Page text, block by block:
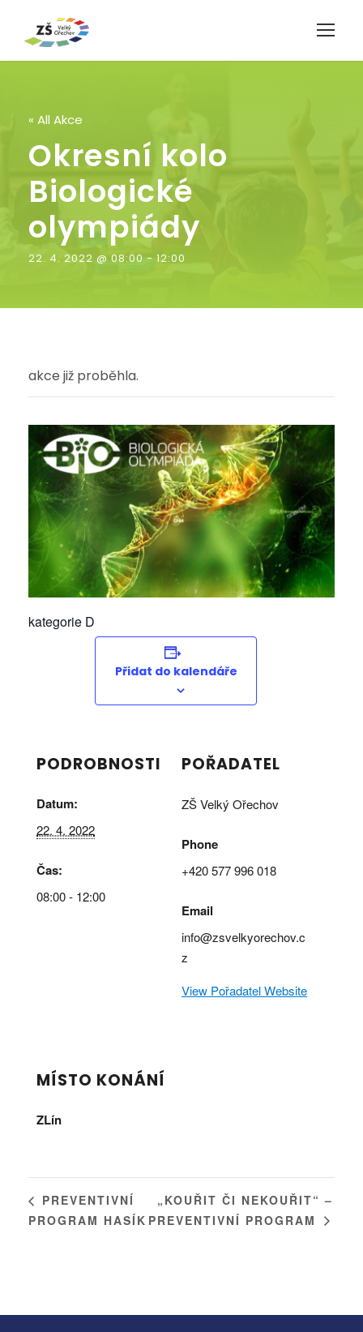
« All Akce
Okresní kolo
Biologické
olympiády
22. 4. 2022 @ 08:00 - 12:00
akce již proběhla.
kategorie D
Přidat do kalendáře
PODROBNOSTI
Datum:
22. 4. 2022
Čas:
08:00 - 12:00
POŘADATEL
ZŠ Velký Ořechov
Phone
+420 577 996 018
Email
info@zsvelkyorechov.c
z
View Pořadatel Website
MÍSTO KONÁNÍ
ZLín
PREVENTIVNÍ
PROGRAM HASÍK
„KOUŘIT ČI NEKOUŘIT“ –
PREVENTIVNÍ PROGRAM